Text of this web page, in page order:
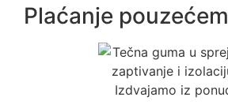
Plaćanje pouzećem